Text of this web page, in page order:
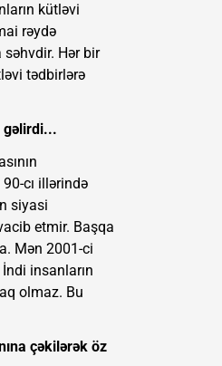
kütləvi
rəydə
Hər bir
tədbirlərə
gəlirdi...
cı illərində
siyasi
etmir. Başqa
Mən 2001-ci
insanların
olmaz. Bu
çəkilərək öz